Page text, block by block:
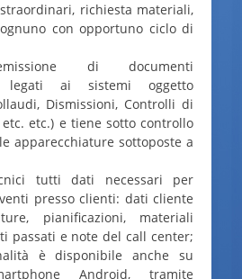
richiesta materiali,
con opportuno ciclo di
di documenti
legati ai sistemi oggetto
Dismissioni, Controlli di
etc. etc.) e tiene sotto controllo
apparecchiature sottoposte a
tutti dati necessari per
presso clienti: dati cliente
pianificazioni, materiali
passati e note del call center;
è disponibile anche su
Android, tramite